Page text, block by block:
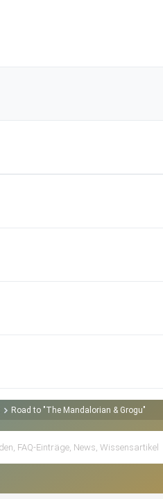
Road to "The Mandalorian & Grogu"